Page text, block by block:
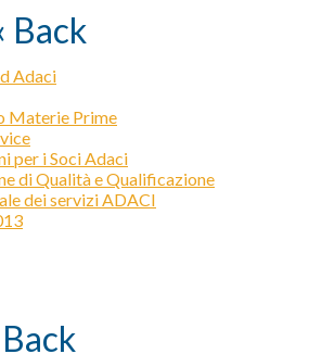
Back
Adaci
Materie Prime
per i Soci Adaci
di Qualità e Qualificazione
dei servizi ADACI
Back